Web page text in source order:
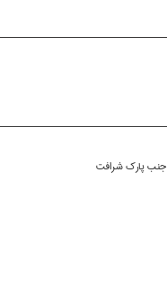
- جنب پارك شرافت